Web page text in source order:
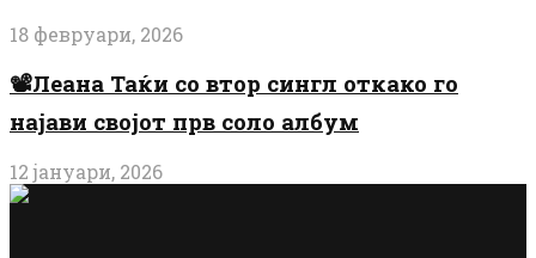
18 февруари, 2026
📽️Леана Таќи со втор сингл откако го
најави својот прв соло албум
12 јануари, 2026